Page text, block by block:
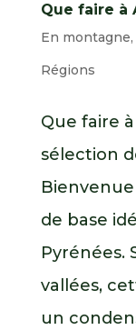
Que faire à
En montagne,
Régions
Que faire
sélection
de base
Pyrénées.
vallées,
un